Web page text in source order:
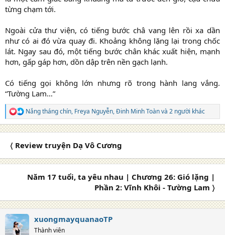
từng chạm tới.
Ngoài cửa thư viện, có tiếng bước châ vang lên rồi xa dần
như có ai đó vừa quay đi. Khoảng không lặng lại trong chốc
lát. Ngay sau đó, một tiếng bước chân khác xuất hiện, mạnh
hơn, gấp gáp hơn, dồn dập trên nền gạch lạnh.
Có tiếng gọi không lớn nhưng rõ trong hành lang vắng.
“Tường Lam…”​
R
e
a
o
Nắng tháng chín, Freya Nguyễn,Đinh Minh Toànvà 2 người khác
〈 Review truyện Dạ Vô Cương
Năm 17 tuổi, ta yêu nhau | Chương 26: Gió lặng |
Phần 2: Vĩnh Khôi - Tường Lam 〉
xuongmayquanaoTP
Thành viên